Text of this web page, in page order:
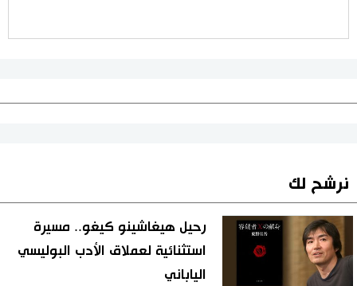
نرشح لك
رحيل هيغاشينو كيغو.. مسيرة
استثنائية لعملاق الأدب البوليسي
الياباني